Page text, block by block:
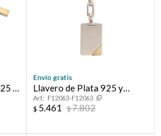
y
Envío gratis
Llavero de Plata 925 y
DoubleF12063-F12063
$ 5.461 $7.802